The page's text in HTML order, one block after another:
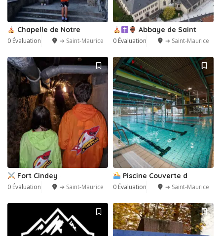
Chapelle de Notre
0 Évaluation ➔ Saint-Maurice
Abbaye de Saint
0 Évaluation ➔ Saint-Maurice
Fort Cindey ̵
0 Évaluation ➔ Saint-Maurice
Piscine Couverte d
0 Évaluation ➔ Saint-Maurice